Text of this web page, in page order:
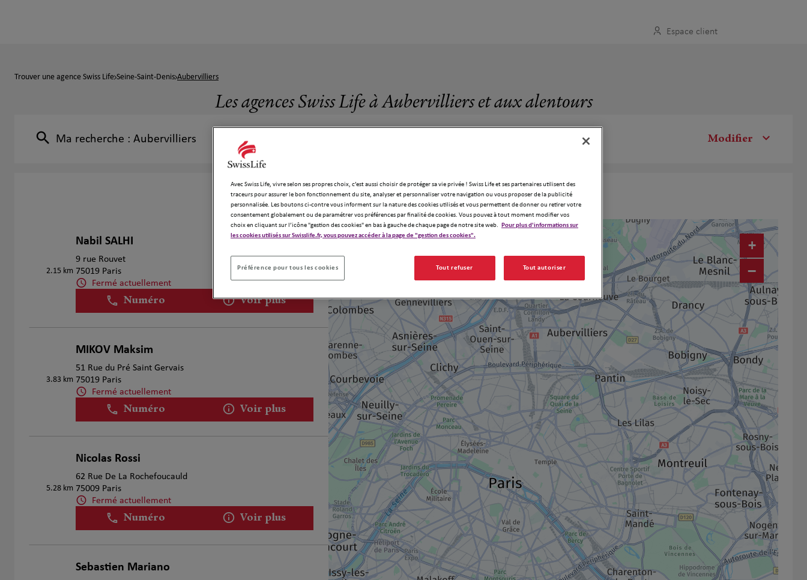
Espace client
Trouver une agence Swiss Life Seine-Saint-Denis Aubervilliers
Les agences Swiss Life à Aubervilliers et aux alentours
Ma recherche : Aubervilliers Modifier
72 agences Swiss Life à Aubervilliers
2.15 km
Nabil SALHI
9 rue Rouvet
75019 Paris
Fermé actuellement
Numéro Voir plus
3.83 km
MIKOV Maksim
51 Rue du Pré Saint Gervais
75019 Paris
Fermé actuellement
Numéro Voir plus
5.28 km
Nicolas Rossi
62 Rue De La Rochefoucauld
75009 Paris
Fermé actuellement
Numéro Voir plus
Sebastien Mariano
x2
14
10
15
x2
8
7
x2
2
1
+
−
Avec Swiss Life, vivre selon ses propres choix, c’est aussi choisir de protéger sa vie privée ! Swiss Life et ses partenaires utilisent des
traceurs pour assurer le bon fonctionnement du site, analyser et personnaliser votre navigation ou vous proposer de la publicité
personnalisée. Les boutons ci-contre vous informent sur la nature des cookies utilisés et vous permettent de donner ou retirer votre
consentement globalement ou de paramétrer vos préférences par finalité de cookies. Vous pouvez à tout moment modifier vos
choix en cliquant sur l’icône "gestion des cookies" en bas à gauche de chaque page de notre site web. Pour plus d'informations sur
les cookies utilisés sur Swisslife.fr, vous pouvez accéder à la page de "gestion des cookies".
Préférence pour tous les cookies Tout refuser Tout autoriser